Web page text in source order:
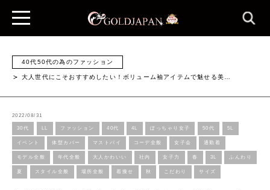
40代50代の為のファッション
大人世代にこそおすすめしたい！ボリューム袖アイテムで魅せる美…
2022/08/31
30代 LL ファッション 40代 4L ぽっちゃり女子 50代 5L
イベント 体型カバー マストバイ コーデ全般 女子会 通勤着
モデル全般 年代全般 大人かわいい 社内 女子力 春 3L ふんわり
夏 スタイル全般 場所全般 着痩せ 秋 こだわり サイズ